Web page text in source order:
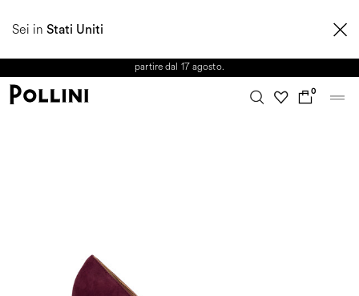
Sei in Stati Uniti
AUTUNNO/INVERNO 2026. Dall'8 al 16 agosto il Servizio Clienti non sarà
partire dal 17 agosto.
0